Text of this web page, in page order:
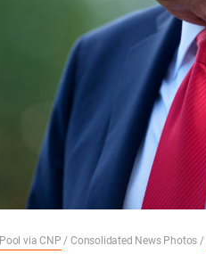
via CNP / Consolidated News Photos /